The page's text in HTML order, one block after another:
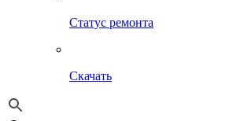
Статус ремонта
Скачать